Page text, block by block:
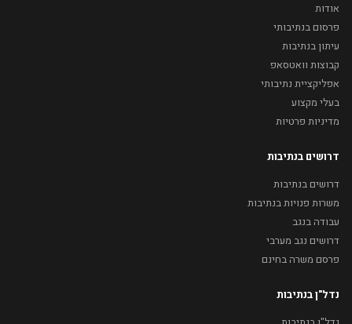
אודות
פרסום בנתיבותי
עיתון בנתיבות
קבוצות וואטסאפ
אפליקציית נתיבותי
בעלי מקצוע
מדיניות פרטיות
דרושים בנתיבות
דרושים בנתיבות
משרות פנויות בנתיבות
עבודה בנגב
דרושים נגב מערבי
פרסם משרה בחינם
נדל"ן בנתיבות